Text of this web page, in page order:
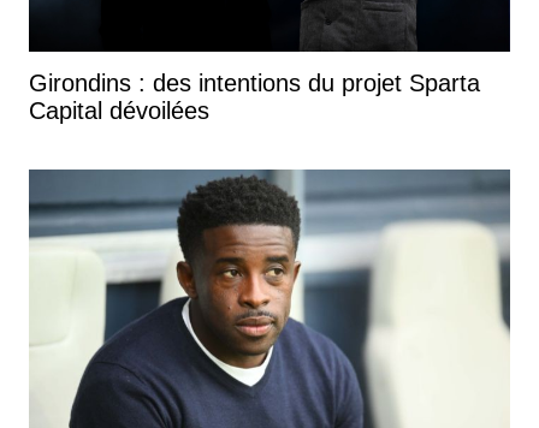
Girondins : des intentions du projet Sparta
Capital dévoilées